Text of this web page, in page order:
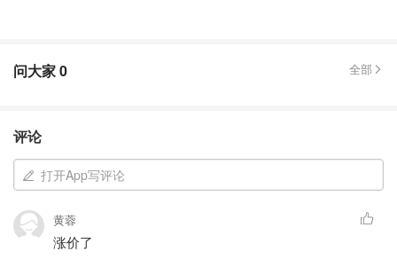
问大家0 全部
评论
打开App写评论
黄蓉
涨价了